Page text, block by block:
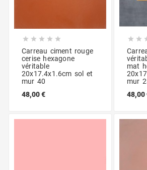
    
Carreau ciment rouge
cerise hexagone
véritable
20x17.4x1.6cm sol et
mur 40
48,00 €
 
mat
mur
48,00